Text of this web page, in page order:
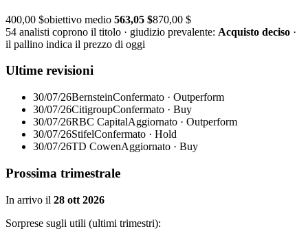
400,00 $obiettivo medio 563,05 $870,00 $
54 analisti coprono il titolo · giudizio prevalente: Acquisto deciso ·
il pallino indica il prezzo di oggi
Ultime revisioni
30/07/26BernsteinConfermato · Outperform
30/07/26CitigroupConfermato · Buy
30/07/26RBC CapitalAggiornato · Outperform
30/07/26StifelConfermato · Hold
30/07/26TD CowenAggiornato · Buy
Prossima trimestrale
In arrivo il 28 ott 2026
Sorprese sugli utili (ultimi trimestri):